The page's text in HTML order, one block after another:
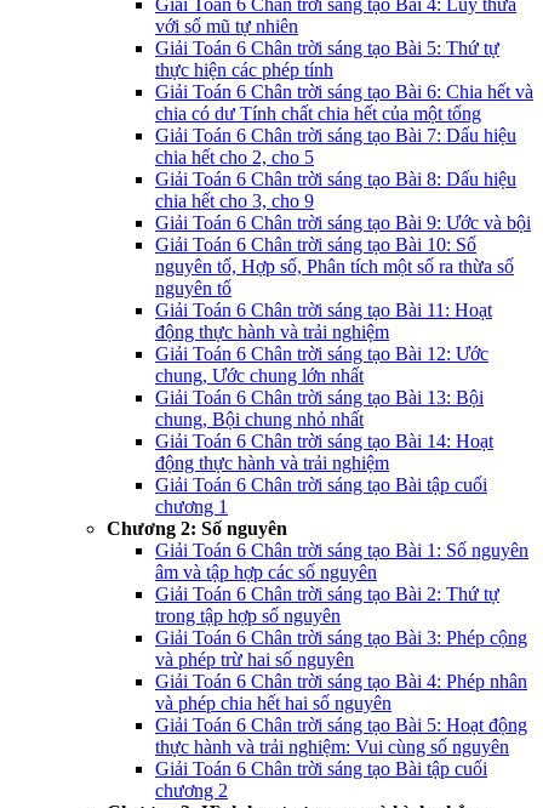
với số mũ tự nhiên
Giải Toán 6 Chân trời sáng tạo Bài 5: Thứ tự
thực hiện các phép tính
Giải Toán 6 Chân trời sáng tạo Bài 6: Chia hết và
chia có dư Tính chất chia hết của một tổng
Giải Toán 6 Chân trời sáng tạo Bài 7: Dấu hiệu
chia hết cho 2, cho 5
Giải Toán 6 Chân trời sáng tạo Bài 8: Dấu hiệu
chia hết cho 3, cho 9
Giải Toán 6 Chân trời sáng tạo Bài 9: Ước và bội
Giải Toán 6 Chân trời sáng tạo Bài 10: Số
nguyên tố, Hợp số, Phân tích một số ra thừa số
nguyên tố
Giải Toán 6 Chân trời sáng tạo Bài 11: Hoạt
động thực hành và trải nghiệm
Giải Toán 6 Chân trời sáng tạo Bài 12: Ước
chung, Ước chung lớn nhất
Giải Toán 6 Chân trời sáng tạo Bài 13: Bội
chung, Bội chung nhỏ nhất
Giải Toán 6 Chân trời sáng tạo Bài 14: Hoạt
động thực hành và trải nghiệm
Giải Toán 6 Chân trời sáng tạo Bài tập cuối
chương 1
Chương 2: Số nguyên
Giải Toán 6 Chân trời sáng tạo Bài 1: Số nguyên
âm và tập hợp các số nguyên
Giải Toán 6 Chân trời sáng tạo Bài 2: Thứ tự
trong tập hợp số nguyên
Giải Toán 6 Chân trời sáng tạo Bài 3: Phép cộng
và phép trừ hai số nguyên
Giải Toán 6 Chân trời sáng tạo Bài 4: Phép nhân
và phép chia hết hai số nguyên
Giải Toán 6 Chân trời sáng tạo Bài 5: Hoạt động
thực hành và trải nghiệm: Vui cùng số nguyên
Giải Toán 6 Chân trời sáng tạo Bài tập cuối
chương 2